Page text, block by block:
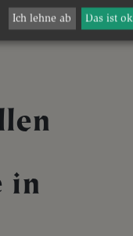
in
Ich lehne ab Das ist ok